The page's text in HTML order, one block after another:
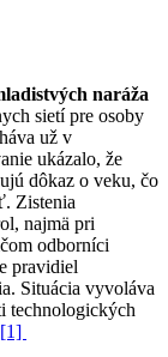
naráža
sietí pre osoby
už v
ukázalo, že
dôkaz o veku, čo
Zistenia
najmä pri
odborníci
pravidiel
Situácia vyvoláva
technologických
[1]